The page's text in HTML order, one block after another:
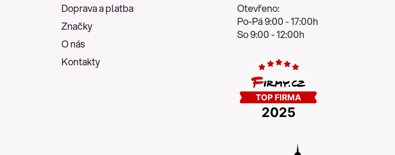
Doprava a platba
Značky
O nás
Kontakty
Otevřeno:
Po-Pá 9:00 - 17:00h
So 9:00 - 12:00h